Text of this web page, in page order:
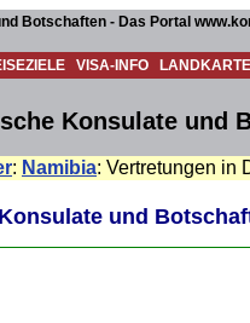
Botschaften - Das Portal
VISA-INFO LANDKARTE
Konsulate und
: Namibia: Vertretungen in
und